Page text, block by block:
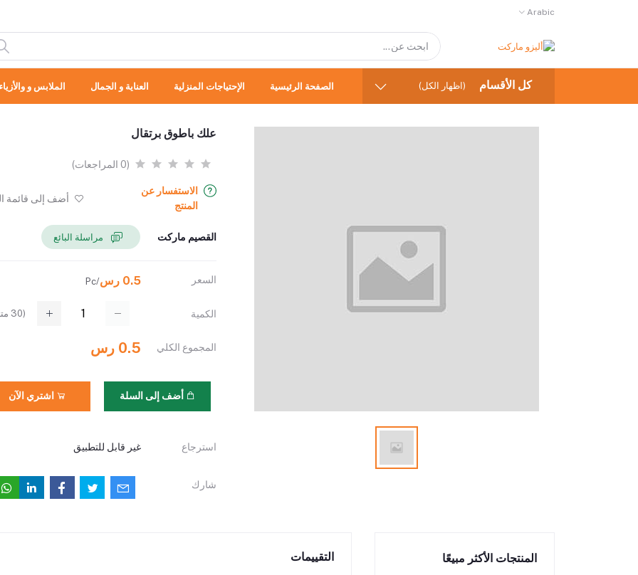
Arabic
كل الأقسام (اظهار الكل) الصفحة الرئيسية الإحتياجات المنزلية العناية و الجمال الملابس و والأزياء
علك باطوق برتقال
(0 المراجعات)
الاستفسار عن
المنتج
أضف إلى قائمة
القصيم ماركت
السعر 0.5 رس /Pc
الكمية (
30
المجموع الكلي 0.5 رس
أضف إلى السلة اشتري الآن
استرجاع غير قابل للتطبيق
شارك
المنتجات الأكثر مبيعًا التقييمات